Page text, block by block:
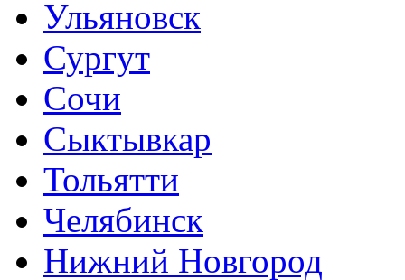
Ульяновск
Сургут
Сочи
Сыктывкар
Тольятти
Челябинск
Нижний Новгород